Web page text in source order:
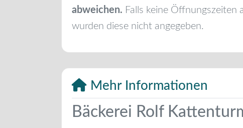
abweichen. Falls keine Öffnungszeiten
wurden diese nicht angegeben.
Mehr Informationen
Bäckerei Rolf